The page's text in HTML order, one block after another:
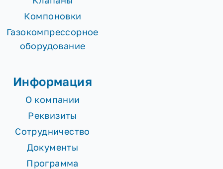
Компоновки
Газокомпрессорное
оборудование
Информация
О компании
Реквизиты
Сотрудничество
Документы
Программа